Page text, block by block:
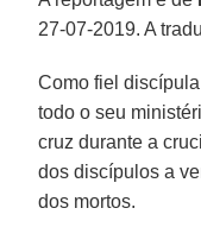
27-07-2019. A
Como fiel
todo o seu
cruz durante a
dos discípulos a
dos mortos.